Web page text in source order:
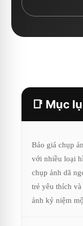
📑 Mục
Báo giá chụp
với nhiều loại
chụp ảnh dã
trẻ yêu thích
ảnh kỷ niệm